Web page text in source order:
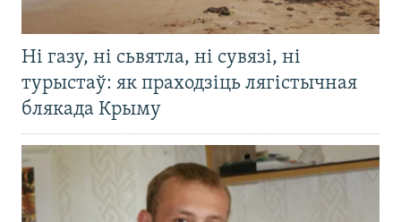
Ні газу, ні сьвятла, ні сувязі, ні
турыстаў: як праходзіць лягістычная
блякада Крыму